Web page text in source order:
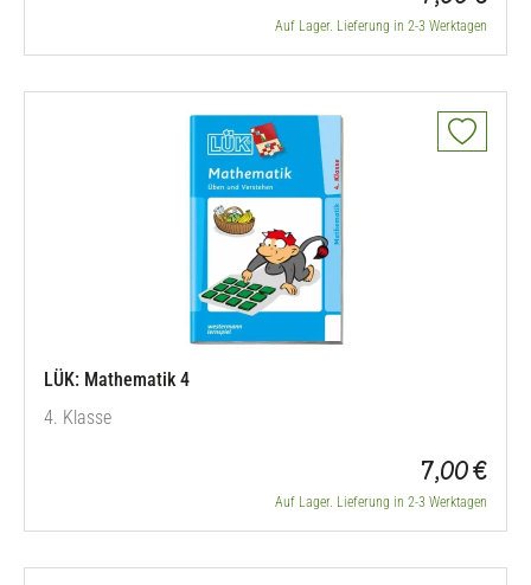
Förderunterricht oder bei zusätzlichen Übungen zu Hause
spielerisch und selbstkontrolliert geübt werden. Mit neueren
Auf Lager. Lieferung in 2-3 Werktagen
LÜK: Mathematik 4
4. Klasse
7,00 €
Auf Lager. Lieferung in 2-3 Werktagen